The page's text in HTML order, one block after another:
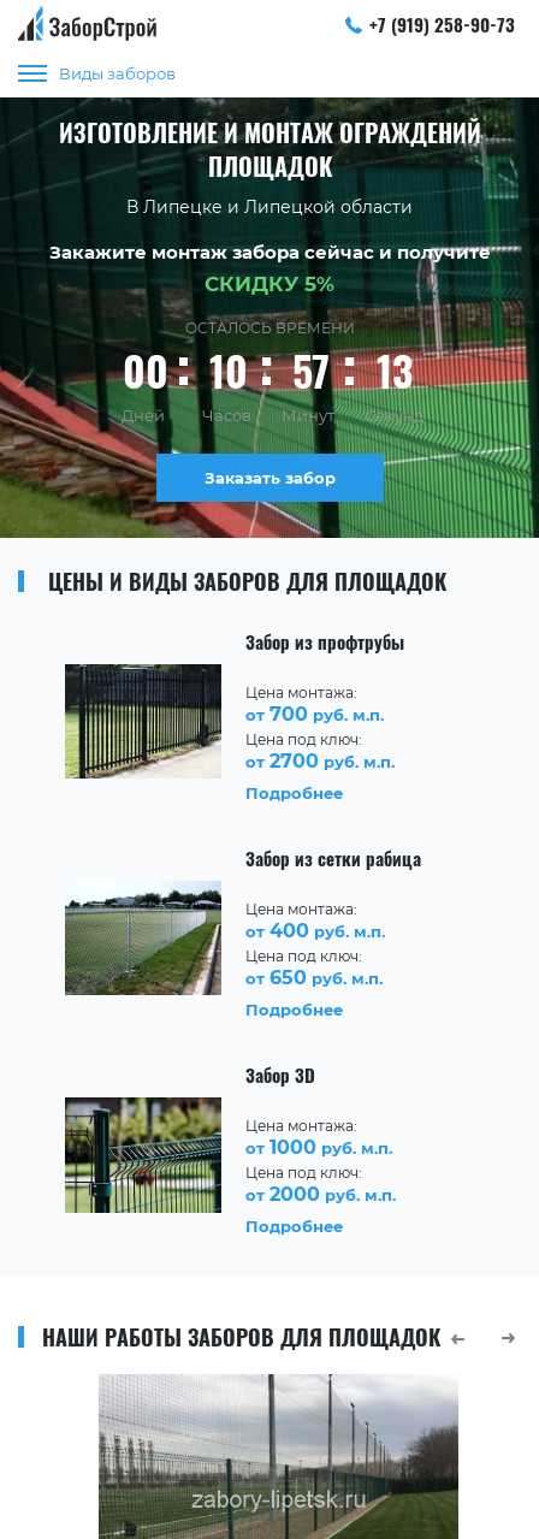
+7 (919) 258-90-73
Виды заборов
ИЗГОТОВЛЕНИЕ И МОНТАЖ ОГРАЖДЕНИЙ
ПЛОЩАДОК
В Липецке и Липецкой области
Закажите монтаж забора сейчас и получите
СКИДКУ 5%
ОСТАЛОСЬ ВРЕМЕНИ
00 10 57 12
Дней Часов Минут Секунд
Заказать забор
ЦЕНЫ И ВИДЫ ЗАБОРОВ ДЛЯ ПЛОЩАДОК
Забор из профтрубы
Цена монтажа:
от 700 руб. м.п.
Цена под ключ:
от 2700 руб. м.п.
Подробнее
Забор из сетки рабица
Цена монтажа:
от 400 руб. м.п.
Цена под ключ:
от 650 руб. м.п.
Подробнее
Забор 3D
Цена монтажа:
от 1000 руб. м.п.
Цена под ключ:
от 2000 руб. м.п.
Подробнее
НАШИ РАБОТЫ ЗАБОРОВ ДЛЯ ПЛОЩАДОК